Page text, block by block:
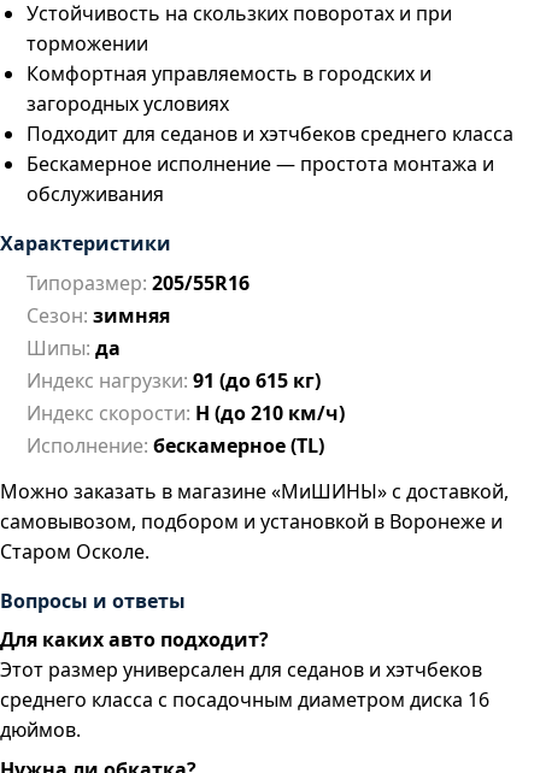
Устойчивость на скользких поворотах и при
торможении
Комфортная управляемость в городских и
загородных условиях
Подходит для седанов и хэтчбеков среднего класса
Бескамерное исполнение — простота монтажа и
обслуживания
Характеристики
Типоразмер: 205/55R16
Сезон: зимняя
Шипы: да
Индекс нагрузки: 91 (до 615 кг)
Индекс скорости: H (до 210 км/ч)
Исполнение: бескамерное (TL)
Можно заказать в магазине «МиШИНЫ» с доставкой,
самовывозом, подбором и установкой в Воронеже и
Старом Осколе.
Вопросы и ответы
Для каких авто подходит?
Этот размер универсален для седанов и хэтчбеков
среднего класса с посадочным диаметром диска 16
дюймов.